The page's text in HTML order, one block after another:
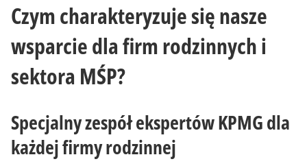
Czym charakteryzuje się nasze
wsparcie dla firm rodzinnych i
sektora MŚP?
Specjalny zespół ekspertów KPMG dla
każdej firmy rodzinnej